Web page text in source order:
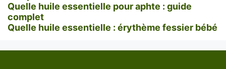
Quelle huile essentielle pour aphte : guide
complet
Quelle huile essentielle : érythème fessier bébé